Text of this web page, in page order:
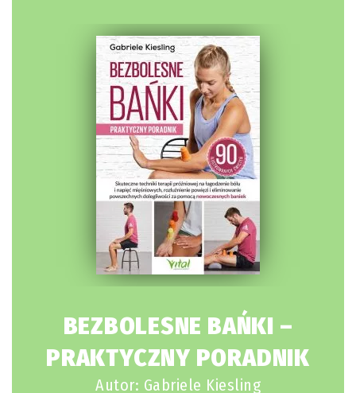
BEZBOLESNE BAŃKI –
PRAKTYCZNY PORADNIK
Autor: Gabriele Kiesling